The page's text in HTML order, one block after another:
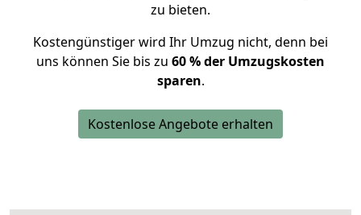
zu bieten.
Kostengünstiger wird Ihr Umzug nicht, denn bei
uns können Sie bis zu 60 % der Umzugskosten
sparen.
Kostenlose Angebote erhalten